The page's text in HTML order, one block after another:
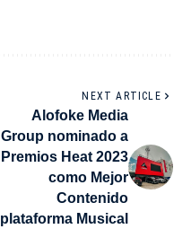
NEXT ARTICLE
Alofoke Media
Group nominado a
Premios Heat 2023
como Mejor
Contenido
plataforma Musical